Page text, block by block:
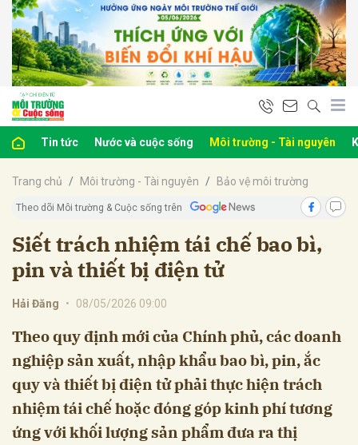
Tin tức Nước và cuộc sống Môi trường - Tài nguyên
Trang chủ Môi trường - Tài nguyên Bảo vệ môi trường
Theo dõi Môi trường & Cuộc sống trên
Siết trách nhiệm tái chế bao bì,
pin và thiết bị điện tử
Hải Đăng • 08/05/2026 09:00
Theo quy định mới của Chính phủ, các doanh
nghiệp sản xuất, nhập khẩu bao bì, pin, ắc
quy và thiết bị điện tử phải thực hiện trách
nhiệm tái chế hoặc đóng góp kinh phí tương
ứng với khối lượng sản phẩm đưa ra thị
luận